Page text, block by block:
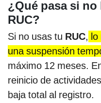
¿Qué pasa si
RUC?
Si no usas tu RUC, lo
una suspensión
máximo 12 meses.
reinicio de
baja total al registro.